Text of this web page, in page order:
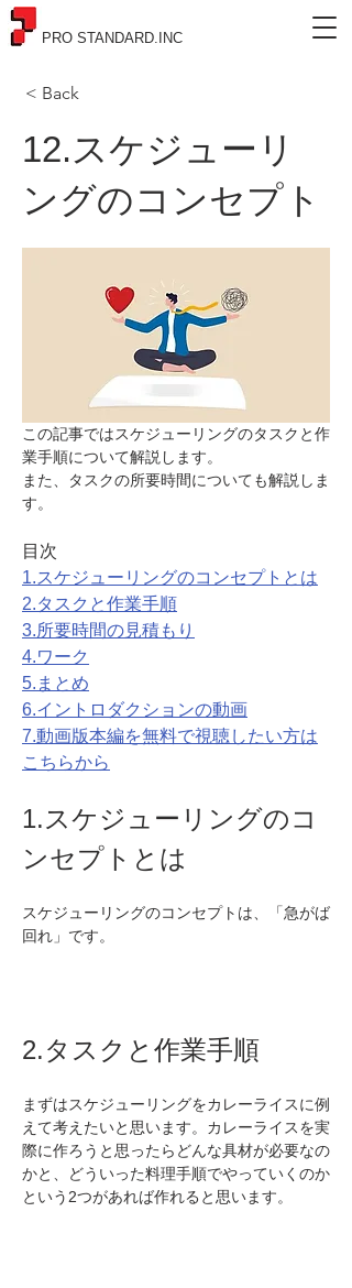
PRO STANDARD.INC
< Back
12.スケジューリ
ングのコンセプト
この記事ではスケジューリングのタスクと作
業手順について解説します。
また、タスクの所要時間についても解説しま
す。
目次
1.スケジューリングのコンセプトとは
2.タスクと作業手順
3.所要時間の見積もり
4.ワーク
5.まとめ
6.イントロダクションの動画
7.動画版本編を無料で視聴したい方は
こちらから
1.スケジューリングのコ
ンセプトとは
スケジューリングのコンセプトは、「急がば
回れ」です。
2.タスクと作業手順
まずはスケジューリングをカレーライスに例
えて考えたいと思います。カレーライスを実
際に作ろうと思ったらどんな具材が必要なの
かと、どういった料理手順でやっていくのか
という2つがあれば作れると思います。